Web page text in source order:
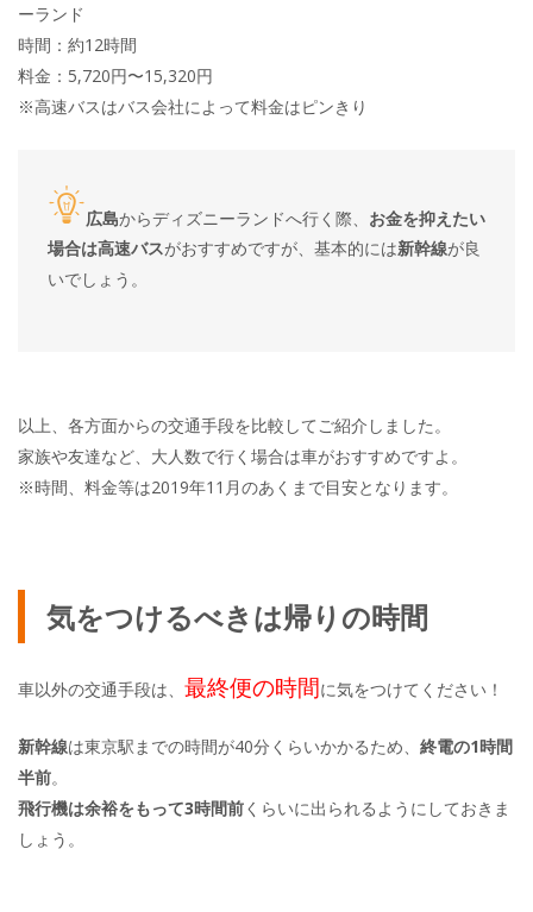
ーランド
時間：約12時間
料金：5,720円〜15,320円
※高速バスはバス会社によって料金はピンきり
広島からディズニーランドへ行く際、 お金を抑えたい
場合は高速バスがおすすめですが、基本的には新幹線が良
いでしょう。
以上、各方面からの交通手段を比較してご紹介しました。
家族や友達など、大人数で行く場合は車がおすすめですよ。
※時間、料金等は2019年11月のあくまで目安となります。
気をつけるべきは帰りの時間
車以外の交通手段は、 最終便の時間に気をつけてください！
新幹線は東京駅までの時間が40分くらいかかるため、 終電の1時間
半前。
飛行機は余裕をもって3時間前くらいに出られるようにしておきま
しょう。